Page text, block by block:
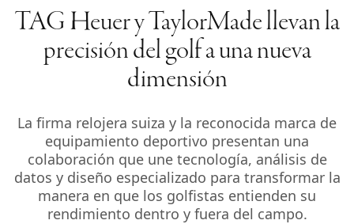
TAG Heuer y TaylorMade llevan la
precisión del golf a una nueva
dimensión
La firma relojera suiza y la reconocida marca de
equipamiento deportivo presentan una
colaboración que une tecnología, análisis de
datos y diseño especializado para transformar la
manera en que los golfistas entienden su
rendimiento dentro y fuera del campo.